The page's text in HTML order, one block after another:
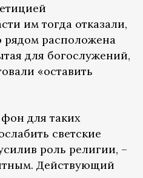
им тогда отказали,
рядом расположена
для богослужений,
«оставить
для таких
светские
роль религии, –
Действующий